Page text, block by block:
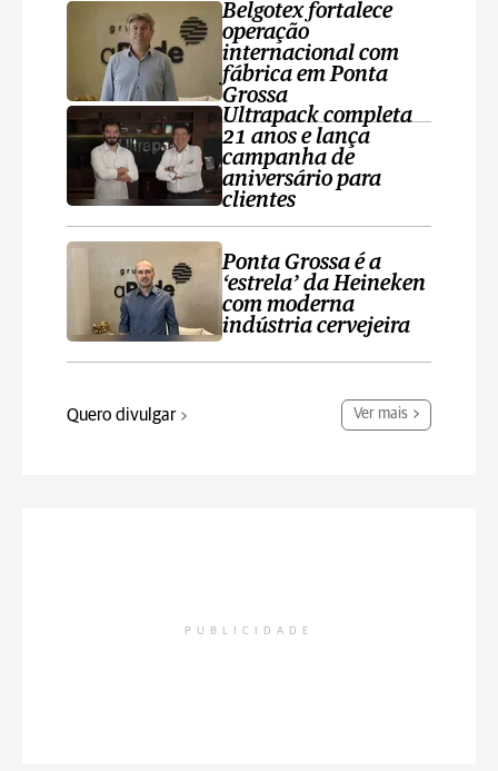
Belgotex fortalece
operação
internacional com
fábrica em Ponta
Grossa
Ultrapack completa
21 anos e lança
campanha de
aniversário para
clientes
Ponta Grossa é a
‘estrela’ da Heineken
com moderna
indústria cervejeira
Quero divulgar Ver mais
PUBLICIDADE